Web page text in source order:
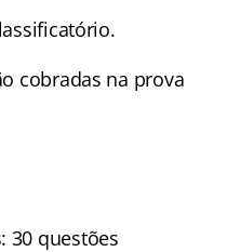
cobradas na prova
30 questões